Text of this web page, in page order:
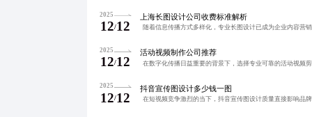
2025
12/12
上海长图设计公司收费标准解析
2025
12/12
活动视频制作公司推荐
2025
12/12
抖音宣传图设计多少钱一图